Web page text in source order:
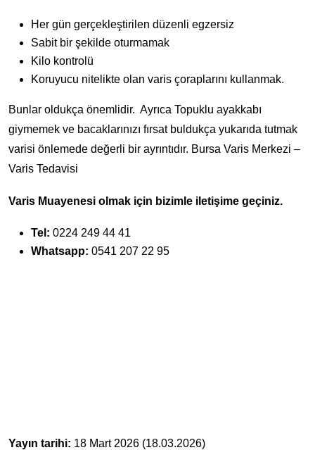
Her gün gerçekleştirilen düzenli egzersiz
Sabit bir şekilde oturmamak
Kilo kontrolü
Koruyucu nitelikte olan varis çoraplarını kullanmak.
Bunlar oldukça önemlidir. Ayrıca Topuklu ayakkabı
giymemek ve bacaklarınızı fırsat buldukça yukarıda tutmak
varisi önlemede değerli bir ayrıntıdır. Bursa Varis Merkezi –
Varis Tedavisi
Varis Muayenesi olmak için bizimle iletişime geçiniz.
Tel: 0224 249 44 41
Whatsapp: 0541 207 22 95
Yayın tarihi: 18 Mart 2026 (18.03.2026)